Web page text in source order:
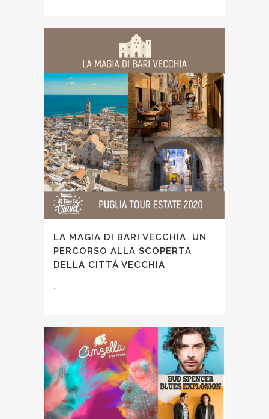
LA MAGIA DI BARI VECCHIA. UN
PERCORSO ALLA SCOPERTA
DELLA CITTÀ VECCHIA